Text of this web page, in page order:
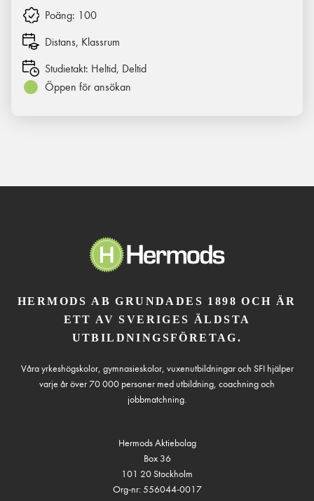
Poäng: 100
Distans, Klassrum
Studietakt: Heltid, Deltid
Öppen för ansökan
HERMODS AB GRUNDADES 1898 OCH ÄR
ETT AV SVERIGES ÄLDSTA
UTBILDNINGSFÖRETAG.
Våra yrkeshögskolor, gymnasieskolor, vuxenutbildningar och SFI hjälper
varje år över 70 000 personer med utbildning, coachning och
jobbmatchning.
Hermods Aktiebolag
Box 36
101 20 Stockholm
Org-nr: 556044-0017